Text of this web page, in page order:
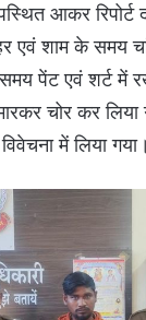
आकर रिपोर्ट
एवं शाम के समय
पेंट एवं शर्ट में
चोर कर लिया
में लिया गया।